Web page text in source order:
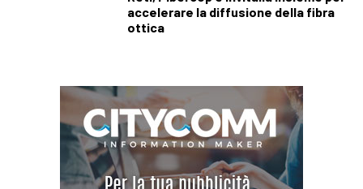
accelerare la diffusione della fibra
ottica